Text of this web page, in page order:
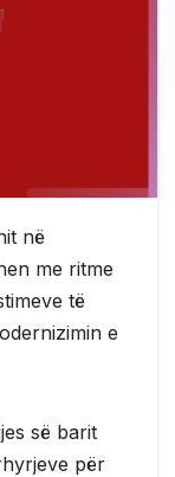
në
me ritme
të
e
së barit
për